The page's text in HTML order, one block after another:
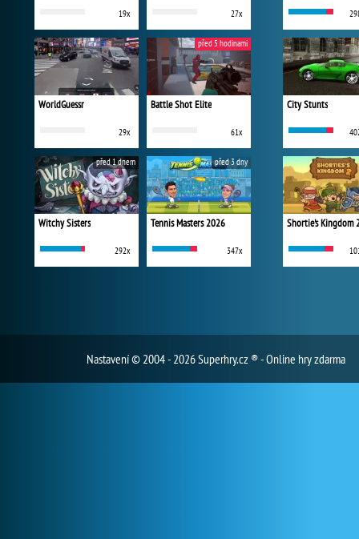
19x 27x
WorldGuessr
29x
Battle Shot Elite
61x
před 5 hodinami
Witchy Sisters
292x
před 1 dnem
Tennis Masters 2026
347x
před 3 dny
City Stunts
Shortie's Kingdom
Nastavení© 2004 - 2026 Superhry.cz ® - Online hry zdarma